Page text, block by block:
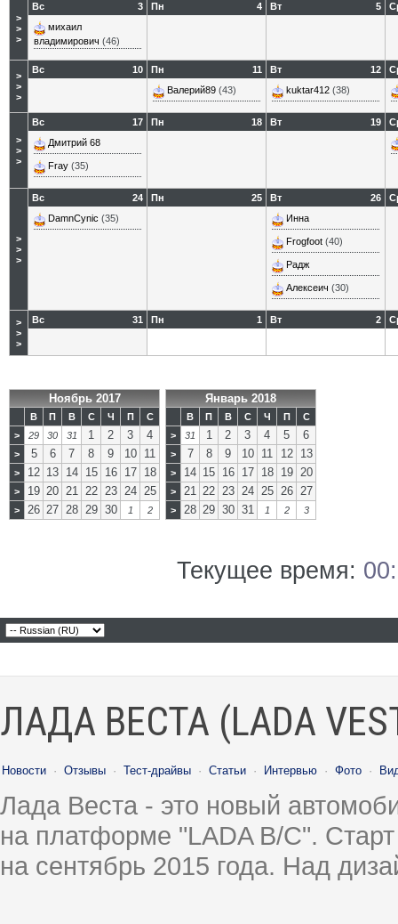
>
>
>
3
Вс
михаил
владимирович (46)
4
Пн 5
Вт
>
>
>
10
Вс 11
Пн
Валерий89 (43)
12
Вт
kuktar412 (38)
>
>
>
17
Вс
Дмитрий 68
Fray (35)
18
Пн 19
Вт
>
>
>
24
Вс
DamnCynic (35)
25
Пн 26
Вт
Инна
Frogfoot (40)
Радж
Алексеич (30)
>
>
>
31
Вс 1
Пн 2
Вт
Ноябрь 2017
В П В С Ч П
С
>
29 30 31 1 2 3 4
> 5 6 7 8 9 10 11
> 12 13 14 15 16 17 18
> 19 20 21 22 23 24 25
> 26 27 28 29 30 1 2
Январь 2018
В П В С Ч П
С
>
31 1 2 3 4 5 6
> 7 8 9 10 11 12 13
> 14 15 16 17 18 19 20
> 21 22 23 24 25 26 27
> 28 29 30 31 1 2 3
Текущее время:
ЛАДА ВЕСТА (LADA
Новости · Отзывы · Тест-драйвы · Статьи · Интервью · Фото ·
Лада Веста - это новый
на платформе "LADA B/C".
на сентябрь 2015 года. Над